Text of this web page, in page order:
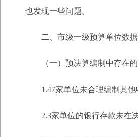
也发现一些问题。
二、市级一级预算单位数
（一）预决算编制中存在
1.47家单位未合理编制其
2.3家单位的银行存款未在